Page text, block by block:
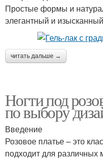
Простые формы и
элегантный и
читать дальше →
Ногти под
по выбору
Введение
Розовое платье – это
подходит для различных